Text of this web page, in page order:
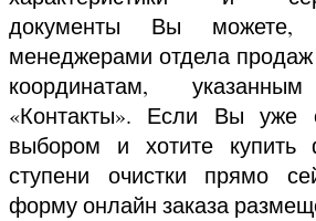
документы Вы можете,
менеджерами отдела
координатам,
«Контакты». Если Вы уже
выбором и хотите
ступени очистки прямо
форму онлайн заказа